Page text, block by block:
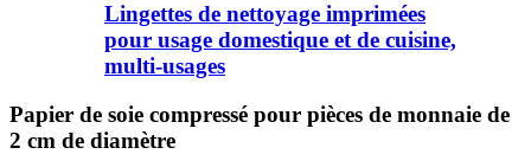
Lingettes de nettoyage imprimées
pour usage domestique et de cuisine,
multi-usages
Papier de soie compressé pour pièces de monnaie de
2 cm de diamètre